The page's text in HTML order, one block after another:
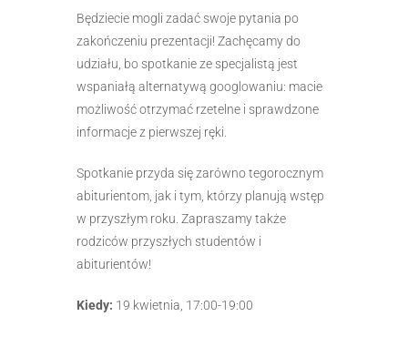
Będziecie mogli zadać swoje pytania po
zakończeniu prezentacji! Zachęcamy do
udziału, bo spotkanie ze specjalistą jest
wspaniałą alternatywą googlowaniu: macie
możliwość otrzymać rzetelne i sprawdzone
informacje z pierwszej ręki.
Spotkanie przyda się zarówno tegorocznym
abiturientom, jak i tym, którzy planują wstęp
w przyszłym roku. Zapraszamy także
rodziców przyszłych studentów i
abiturientów!
Kiedy: 19 kwietnia, 17:00-19:00